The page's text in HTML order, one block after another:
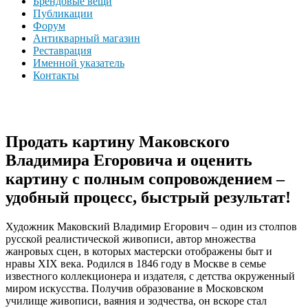
Публикации
Форум
Антикварный магазин
Реставрация
Именной указатель
Контакты
Продать картину Маковского
Владимира Егоровича и оценить
картину с полным сопровождением –
удобный процесс, быстрый результат!
Художник Маковский Владимир Егорович – один из столпов
русской реалистической живописи, автор множества
жанровых сцен, в которых мастерски отображены быт и
нравы XIX века. Родился в 1846 году в Москве в семье
известного коллекционера и издателя, с детства окруженный
миром искусства. Получив образование в Московском
училище живописи, ваяния и зодчества, он вскоре стал